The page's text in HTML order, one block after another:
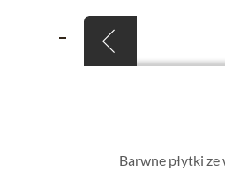
Barwne płytki